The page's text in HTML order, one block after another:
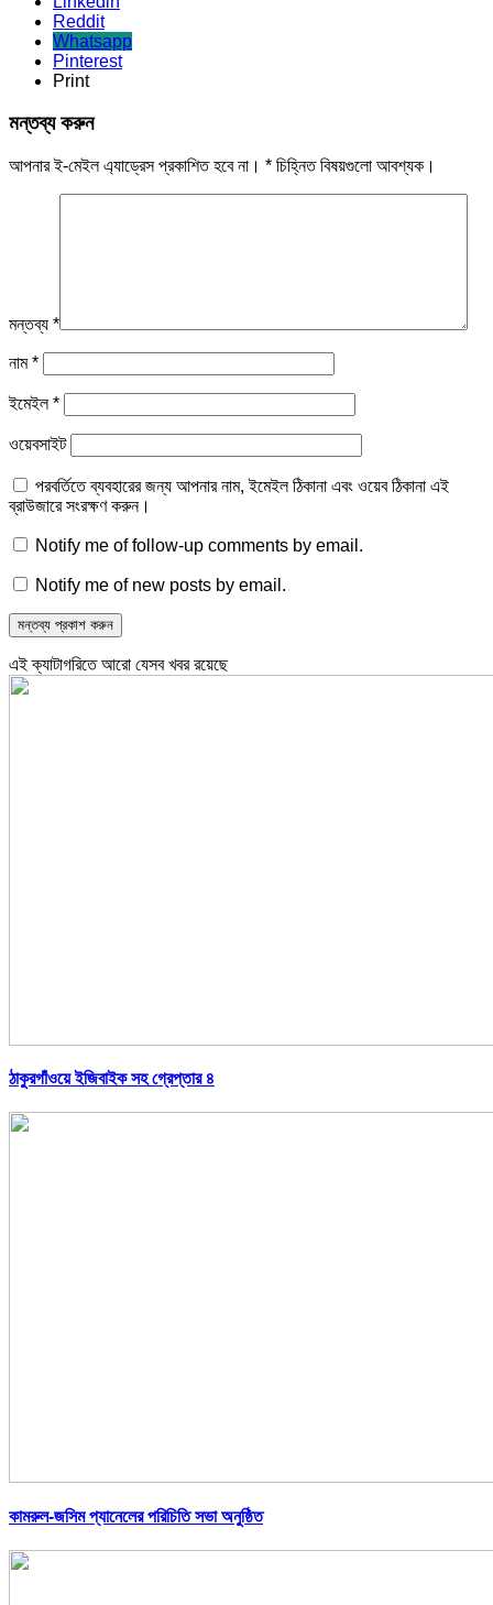
Reddit
Whatsapp
Pinterest
Print
মন্তব্য করুন
আপনার ই-মেইল এ্যাড্রেস প্রকাশিত হবে না। * চিহ্নিত বিষয়গুলো আবশ্যক।
মন্তব্য *
নাম*
ইমেইল*
ওয়েবসাইট
পরবর্তিতে ব্যবহারের জন্য আপনার নাম, ইমেইল ঠিকানা এবং ওয়েব ঠিকানা এই
ব্রাউজারে সংরক্ষণ করুন।
Notify me of follow-up comments by email.
Notify me of new posts by email.
এই ক্যাটাগরিতে আরো যেসব খবর রয়েছে
ঠাকুরগাঁওয়ে ইজিবাইক সহ গ্রেপ্তার ৪
কামরুল-জসিম প্যানেলের পরিচিতি সভা অনুষ্ঠিত